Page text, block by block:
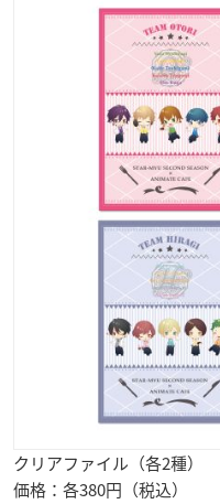
クリアファイル（各2種）
価格：各380円（税込）